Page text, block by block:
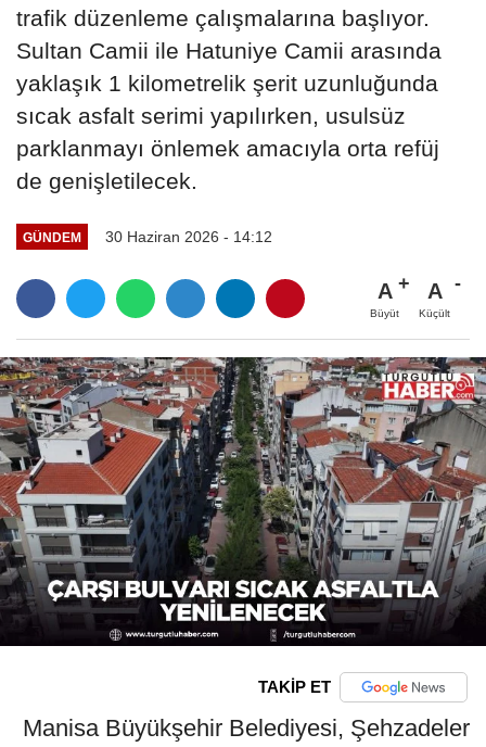
trafik düzenleme çalışmalarına başlıyor.
Sultan Camii ile Hatuniye Camii arasında
yaklaşık 1 kilometrelik şerit uzunluğunda
sıcak asfalt serimi yapılırken, usulsüz
parklanmayı önlemek amacıyla orta refüj
de genişletilecek.
GÜNDEM 30 Haziran 2026 - 14:12
A
Büyüt
A
Küçült
TAKİP ET
Manisa Büyükşehir Belediyesi, Şehzadeler